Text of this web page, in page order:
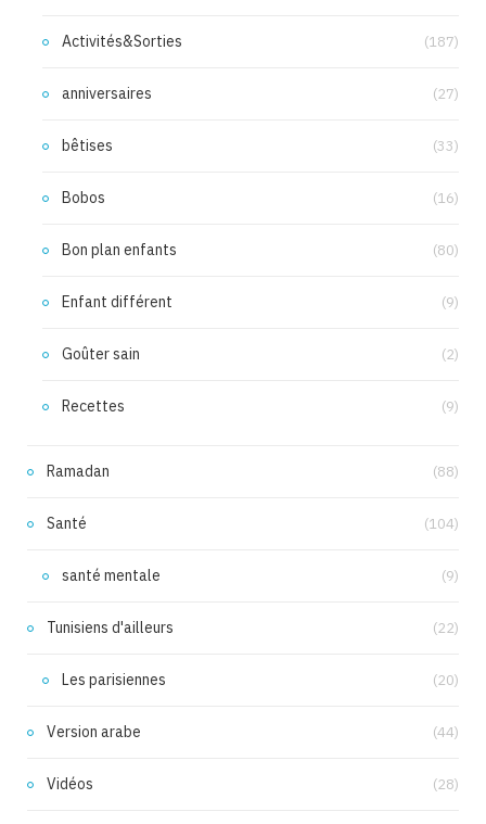
Activités&Sorties (187)
anniversaires (27)
bêtises (33)
Bobos (16)
Bon plan enfants (80)
Enfant différent (9)
Goûter sain (2)
Recettes (9)
Ramadan (88)
Santé (104)
santé mentale (9)
Tunisiens d'ailleurs (22)
Les parisiennes (20)
Version arabe (44)
Vidéos (28)